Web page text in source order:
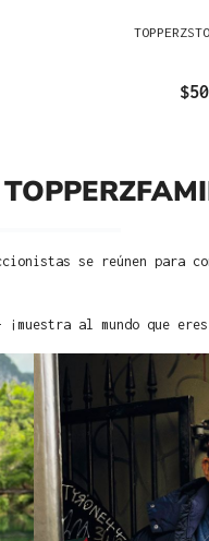
se reúnen para
¡muestra al mundo que